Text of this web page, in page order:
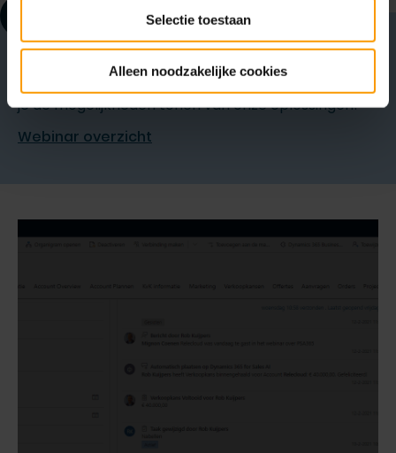
Selectie toestaan
Alleen noodzakelijke cookies
Bekijk snel het actuele aanbod webinars, waarin we
je de mogelijkheden tonen van onze oplossingen!
Webinar overzicht